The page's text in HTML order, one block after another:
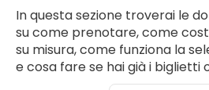
In questa sezione troverai le
su come prenotare, come
su misura, come funziona la
e cosa fare se hai già i biglietti